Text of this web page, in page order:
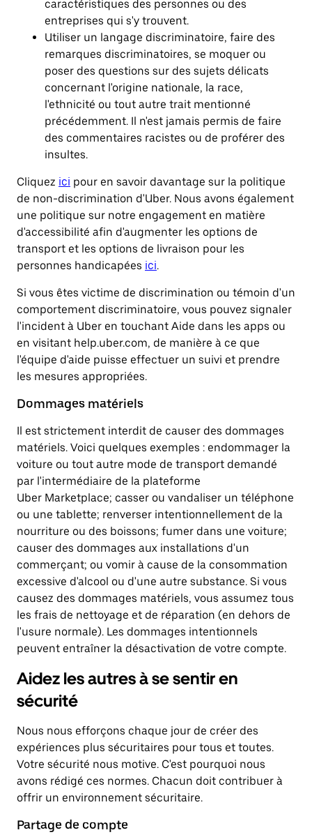
caractéristiques des personnes ou des
entreprises qui s'y trouvent.
Utiliser un langage discriminatoire, faire des
remarques discriminatoires, se moquer ou
poser des questions sur des sujets délicats
concernant l'origine nationale, la race,
l'ethnicité ou tout autre trait mentionné
précédemment. Il n'est jamais permis de faire
des commentaires racistes ou de proférer des
insultes.
Cliquez ici pour en savoir davantage sur la politique
de non-discrimination d'Uber. Nous avons également
une politique sur notre engagement en matière
d'accessibilité afin d'augmenter les options de
transport et les options de livraison pour les
personnes handicapées ici.
Si vous êtes victime de discrimination ou témoin d'un
comportement discriminatoire, vous pouvez signaler
l'incident à Uber en touchant Aide dans les apps ou
en visitant help.uber.com, de manière à ce que
l'équipe d'aide puisse effectuer un suivi et prendre
les mesures appropriées.
Dommages matériels
Il est strictement interdit de causer des dommages
matériels. Voici quelques exemples : endommager la
voiture ou tout autre mode de transport demandé
par l'intermédiaire de la plateforme
Uber Marketplace; casser ou vandaliser un téléphone
ou une tablette; renverser intentionnellement de la
nourriture ou des boissons; fumer dans une voiture;
causer des dommages aux installations d'un
commerçant; ou vomir à cause de la consommation
excessive d'alcool ou d'une autre substance. Si vous
causez des dommages matériels, vous assumez tous
les frais de nettoyage et de réparation (en dehors de
l'usure normale). Les dommages intentionnels
peuvent entraîner la désactivation de votre compte.
Aidez les autres à se sentir en
sécurité
Nous nous efforçons chaque jour de créer des
expériences plus sécuritaires pour tous et toutes.
Votre sécurité nous motive. C'est pourquoi nous
avons rédigé ces normes. Chacun doit contribuer à
offrir un environnement sécuritaire.
Partage de compte